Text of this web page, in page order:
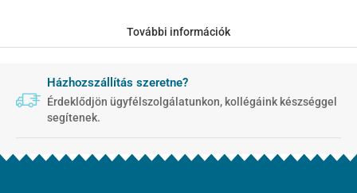
További információk
Házhozszállítás szeretne?
Érdeklődjön ügyfélszolgálatunkon, kollégáink készséggel
segítenek.